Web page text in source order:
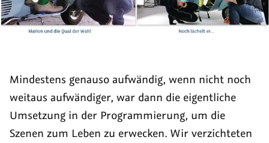
Mindestens genauso aufwändig, wenn nicht noch
weitaus aufwändiger, war dann die eigentliche
Umsetzung in der Programmierung, um die
Szenen zum Leben zu erwecken. Wir verzichteten